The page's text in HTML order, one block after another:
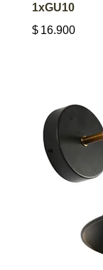
1xGU10
$ 16.900